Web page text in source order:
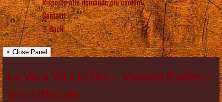
Contatti
Back
× Close Panel
La Vera Vita in Dio – Vassula Rydén –
Sito Ufficiale